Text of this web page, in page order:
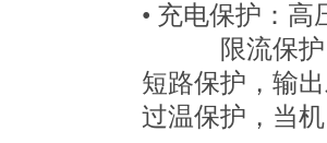
• 充电保护： 高
限流保护，
短路保护，输
过温保护，当